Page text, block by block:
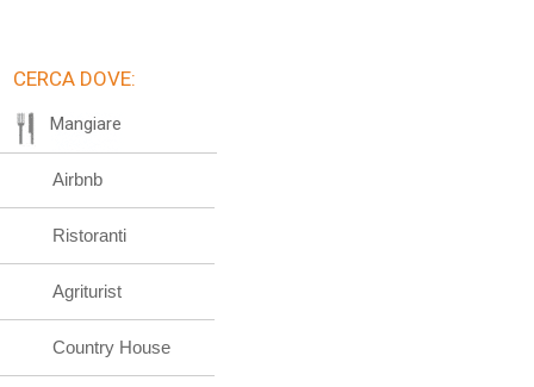
CERCA DOVE:
Mangiare
Airbnb
Ristoranti
Agriturist
Country House